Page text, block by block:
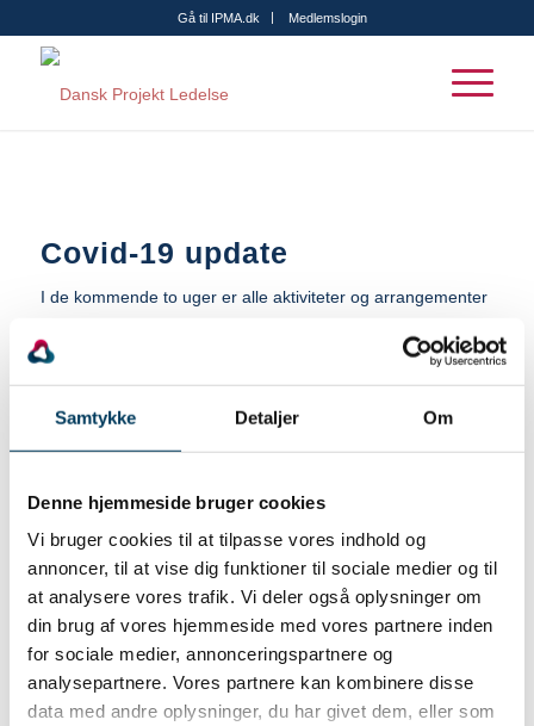
Samtykke Detaljer Om
Denne hjemmeside bruger cookies
Vi bruger cookies til at tilpasse vores indhold og
annoncer, til at vise dig funktioner til sociale medier og til
at analysere vores trafik. Vi deler også oplysninger om
din brug af vores hjemmeside med vores partnere inden
for sociale medier, annonceringspartnere og
analysepartnere. Vores partnere kan kombinere disse
data med andre oplysninger, du har givet dem, eller som
Gå til IPMA.dk Medlemslogin
Covid-19 update
I de kommende to uger er alle aktiviteter og arrangementer
og vil løbende komme med opdateringer i takt med at
Kontakt os via mail – vi sidder klar til
På grund af Corona-smittefare, arbejder vi i Dansk
Projektledelse og IPMA Danmark så vidt muligt hjemmefra.
Du er altid velkommen til at kontakte os via mail
påinfo@danskprojektledelse.dk.
Vi svarer så hurtigt som muligt eller ringer dig op, hvis der
Pas godt på hinanden!